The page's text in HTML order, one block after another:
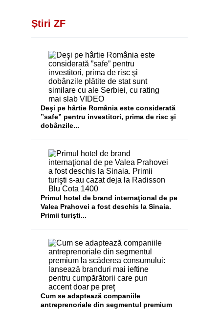
Știri ZF
Deşi pe hârtie România este considerată
”safe” pentru investitori, prima de risc şi
dobânzile...
​Primul hotel de brand internaţional de pe
Valea Prahovei a fost deschis la Sinaia.
Primii turişti...
Cum se adaptează companiile
antreprenoriale din segmentul premium